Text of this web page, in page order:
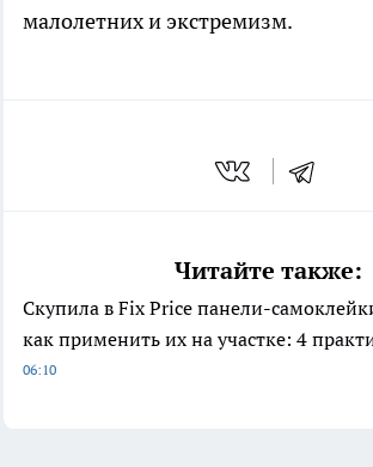
малолетних и экстремизм.
Читайте также:
Скупила в Fix Price панели-
как применить их на участке: 4
06:10